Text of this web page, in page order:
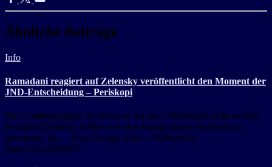
Ähnliche Beiträge
Info
Ramadani reagiert auf Zelensky veröffentlicht den Moment der
JND-Entscheidung – Periskopi
Die Unabhängigkeit des Kosovo hat das Völkerrecht nicht verletzt.
Präsident Zelensky hoffen wir, den Kampf gegen Russland zu
gewinnen, da … from Google Alert – Völkerrecht
https://ift.tt/kKI3t67